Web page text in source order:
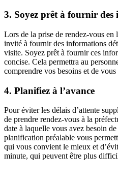
3. Soyez prêt à fournir des
Lors de la prise de rendez-vous en
invité à fournir des informations
visite. Soyez prêt à fournir ces
concise. Cela permettra au
comprendre vos besoins et de
4. Planifiez à l’avance
Pour éviter les délais d’attente
de prendre rendez-vous à la
date à laquelle vous avez besoin
planification préalable vous
qui vous convient le mieux et
minute, qui peuvent être plus